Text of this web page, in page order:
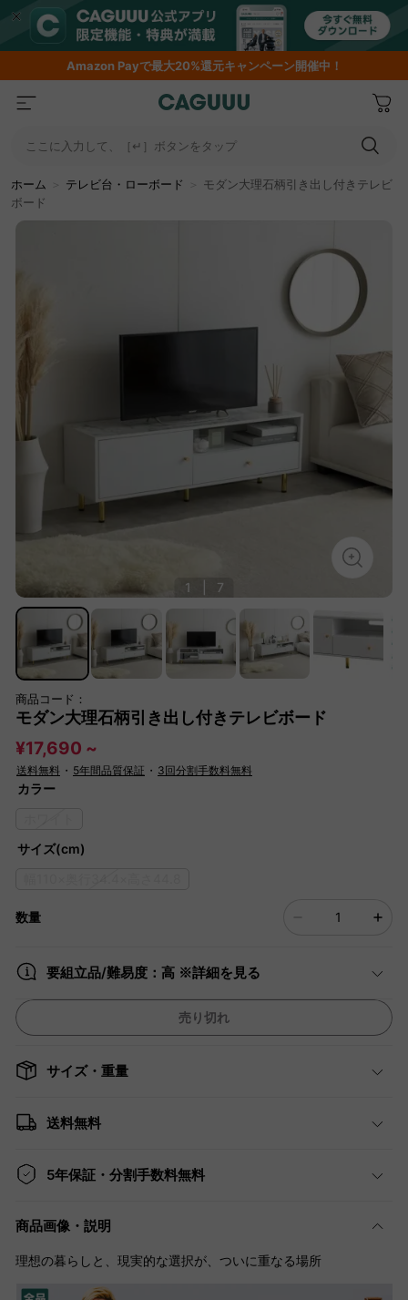
AmazonPayで最大20%還元キャンペーン開催中！
ここに入力して、［↵］ボタンをタップ
ホーム テレビ台・ローボード
モダン大理石柄引き出し付きテレビ
ボード
1 7
商品コード：
モダン大理石柄引き出し付きテレビボード
¥17,690 ~
送料無料 ・ 5年間品質保証 ・ 3回分割手数料無料
カラー
サイズ(cm)
数量
要組立品/難易度：高 ※詳細を見る
売り切れ
サイズ・重量
送料無料
5年保証・分割手数料無料
商品画像・説明
理想の暮らしと、現実的な選択が、ついに重なる場所